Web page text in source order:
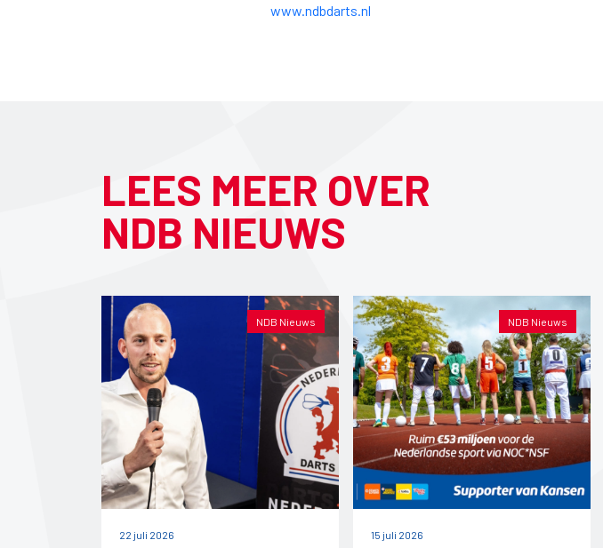
www.ndbdarts.nl
LEES MEER OVER
NDB NIEUWS
NDB Nieuws
22 juli 2026
NDB Nieuws
15 juli 2026